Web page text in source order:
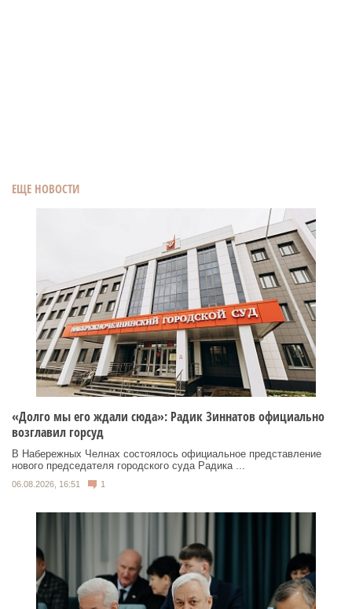
ЕЩЕ НОВОСТИ
«Долго мы его ждали сюда»: Радик Зиннатов официально
возглавил горсуд
В Набережных Челнах состоялось официальное представление
нового председателя городского суда Радика ...
06.08.2026, 16:51 1